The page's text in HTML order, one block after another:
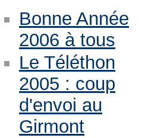
Bonne Année
2006 à tous
Le Téléthon
2005 : coup
d'envoi au
Girmont